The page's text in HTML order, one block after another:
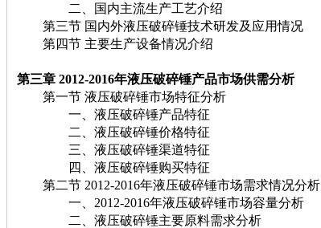
二、国内主流生产工艺介绍
第三节 国内外液压破碎锤技术研发及应用情况
第四节 主要生产设备情况介绍
第三章 2012-2016年液压破碎锤产品市场供需分析
第一节 液压破碎锤市场特征分析
一、液压破碎锤产品特征
二、液压破碎锤价格特征
三、液压破碎锤渠道特征
四、液压破碎锤购买特征
第二节 2012-2016年液压破碎锤市场需求情况分析
一、2012-2016年液压破碎锤市场容量分析
二、液压破碎锤主要原料需求分析